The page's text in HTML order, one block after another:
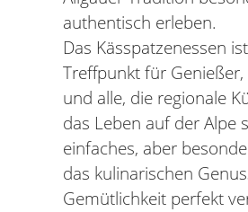
authentisch erleben.
Das Kässpatzenessen
Treffpunkt für
und alle, die regionale
das Leben auf der Alpe
einfaches, aber
das kulinarischen
Gemütlichkeit perfekt